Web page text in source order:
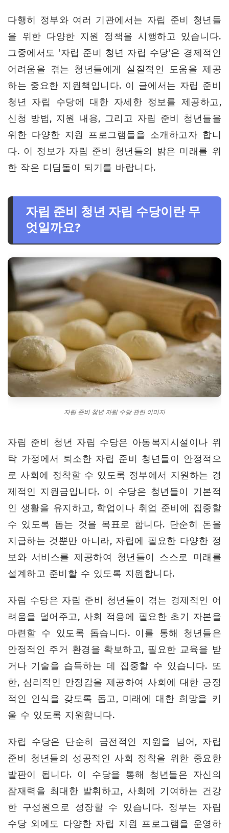
다행히 정부와 여러 기관에서는 자립 준비 청년들
을 위한 다양한 지원 정책을 시행하고 있습니다.
그중에서도 '자립 준비 청년 자립 수당'은 경제적인
어려움을 겪는 청년들에게 실질적인 도움을 제공
하는 중요한 지원책입니다. 이 글에서는 자립 준비
청년 자립 수당에 대한 자세한 정보를 제공하고,
신청 방법, 지원 내용, 그리고 자립 준비 청년들을
위한 다양한 지원 프로그램들을 소개하고자 합니
다. 이 정보가 자립 준비 청년들의 밝은 미래를 위
한 작은 디딤돌이 되기를 바랍니다.
자립 준비 청년 자립 수당이란 무
엇일까요?
자립 준비 청년 자립 수당 관련 이미지
자립 준비 청년 자립 수당은 아동복지시설이나 위
탁 가정에서 퇴소한 자립 준비 청년들이 안정적으
로 사회에 정착할 수 있도록 정부에서 지원하는 경
제적인 지원금입니다. 이 수당은 청년들이 기본적
인 생활을 유지하고, 학업이나 취업 준비에 집중할
수 있도록 돕는 것을 목표로 합니다. 단순히 돈을
지급하는 것뿐만 아니라, 자립에 필요한 다양한 정
보와 서비스를 제공하여 청년들이 스스로 미래를
설계하고 준비할 수 있도록 지원합니다.
자립 수당은 자립 준비 청년들이 겪는 경제적인 어
려움을 덜어주고, 사회 적응에 필요한 초기 자본을
마련할 수 있도록 돕습니다. 이를 통해 청년들은
안정적인 주거 환경을 확보하고, 필요한 교육을 받
거나 기술을 습득하는 데 집중할 수 있습니다. 또
한, 심리적인 안정감을 제공하여 사회에 대한 긍정
적인 인식을 갖도록 돕고, 미래에 대한 희망을 키
울 수 있도록 지원합니다.
자립 수당은 단순히 금전적인 지원을 넘어, 자립
준비 청년들의 성공적인 사회 정착을 위한 중요한
발판이 됩니다. 이 수당을 통해 청년들은 자신의
잠재력을 최대한 발휘하고, 사회에 기여하는 건강
한 구성원으로 성장할 수 있습니다. 정부는 자립
수당 외에도 다양한 자립 지원 프로그램을 운영하